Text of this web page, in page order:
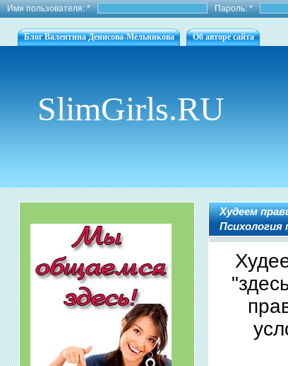
Имя пользователя:* Пароль:*
Блог Валентина Денисова-Мельникова Об авторе сайта
SlimGirls.RU
Худеем
Психология